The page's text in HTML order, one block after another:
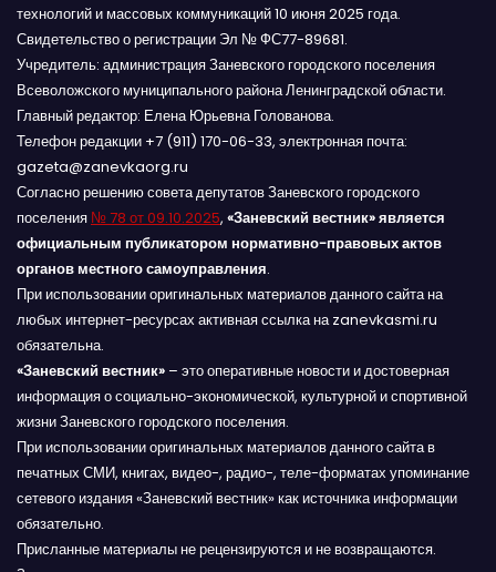
технологий и массовых коммуникаций 10 июня 2025 года.
Свидетельство о регистрации Эл № ФС77-89681.
Учредитель: администрация Заневского городского поселения
Всеволожского муниципального района Ленинградской области.
Главный редактор: Елена Юрьевна Голованова.
Телефон редакции +7 (911) 170-06-33, электронная почта:
gazeta@zanevkaorg.ru
Согласно решению совета депутатов Заневского городского
поселения № 78 от 09.10.2025, «Заневский вестник» является
официальным публикатором нормативно-правовых актов
органов местного самоуправления.
При использовании оригинальных материалов данного сайта на
любых интернет-ресурсах активная ссылка на zanevkasmi.ru
обязательна.
«Заневский вестник» – это оперативные новости и достоверная
информация о социально-экономической, культурной и спортивной
жизни Заневского городского поселения.
При использовании оригинальных материалов данного сайта в
печатных СМИ, книгах, видео-, радио-, теле-форматах упоминание
сетевого издания «Заневский вестник» как источника информации
обязательно.
Присланные материалы не рецензируются и не возвращаются.